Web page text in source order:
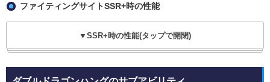
ファイティングサイトSSR+時の性能
▼SSR+時の性能(タップで開閉)